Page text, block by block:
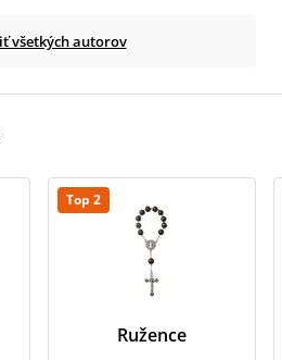
všetkých autorov
Top 2
Ružence